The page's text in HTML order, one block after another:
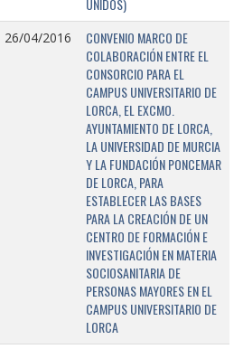
UNIDOS)
26/04/2016
CONVENIO MARCO DE
COLABORACIÓN ENTRE EL
CONSORCIO PARA EL
CAMPUS UNIVERSITARIO DE
LORCA, EL EXCMO.
AYUNTAMIENTO DE LORCA,
LA UNIVERSIDAD DE MURCIA
Y LA FUNDACIÓN PONCEMAR
DE LORCA, PARA
ESTABLECER LAS BASES
PARA LA CREACIÓN DE UN
CENTRO DE FORMACIÓN E
INVESTIGACIÓN EN MATERIA
SOCIOSANITARIA DE
PERSONAS MAYORES EN EL
CAMPUS UNIVERSITARIO DE
LORCA